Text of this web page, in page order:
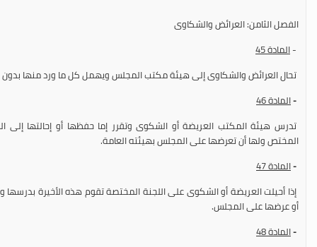
الفصل الثامن: العرائض والشكاوى
-المادة45
تحال العرائض والشكاوى إلى هيئة مكتب المجلس ويهمل كل ما ورد منها بدون
-المادة
تدرس هيئة المكتب العريضة أو الشكوى وتقرر إما حفظها أو إحالتها إلى
المختص ولها أن تعرضها على المجلس بهيئته العامة.
-المادة
إذا أحيلت العريضة أو الشكوى على اللجنة المختصة تقوم هذه الأخيرة بدرسها
أو عرضها على المجلس.
-المادة48